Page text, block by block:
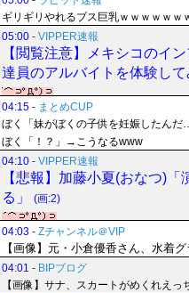
ギリギリやれるブス巨乳ｗｗｗｗｗｗ
05:00 - VIPPER速報
【閲覧注意】メキシコのイ
達員のアルバイトを体験し
04:15 - まとめCUP
ぼく「妹がぼくの子供を妊娠したんだ
ぼく「！？」→こうなるwww
04:10 - VIPPER速報
【悲報】加藤小夏(おなつ)
る」
(画:2)
04:03 - Zチャンネル＠VIP
【画像】元・小倉優香さん、水着
04:01 - BIPブログ
【画像】サナ、スカートがめくれえ